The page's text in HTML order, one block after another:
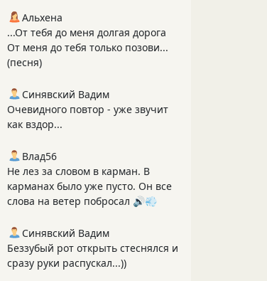
Альхена
...От тебя до меня долгая дорога
От меня до тебя только позови...
(песня)
Синявский Вадим
Очевидного повтор - уже звучит
как вздор...
Влад56
Не лез за словом в карман. В
карманах было уже пусто. Он все
слова на ветер побросал 🔊💨
Синявский Вадим
Беззубый рот открыть стеснялся и
сразу руки распускал...))